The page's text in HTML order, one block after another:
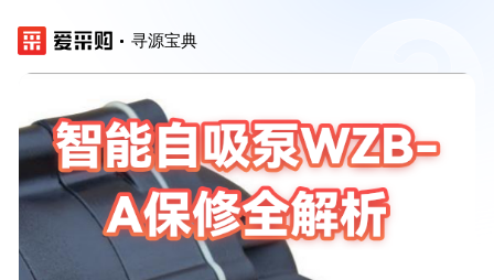
寻源宝典